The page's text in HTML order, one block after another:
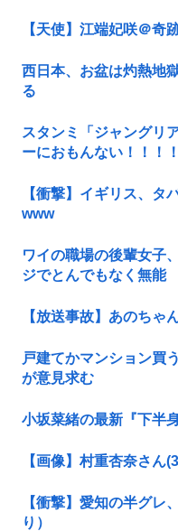
【天使】江端妃咲＠奇
西日本、お盆は灼熱地
る
スタンミ「ジャングリ
ーにおもんない！！！！
【衝撃】イギリス、タ
www
ワイの職場の後輩女子
ジでとんでもなく無能
【放送事故】あのちゃ
戸建てかマンション買
が意見求む
小坂菜緒の最新『下半
【画像】村重杏奈さん
【衝撃】愛知の半グ
り）